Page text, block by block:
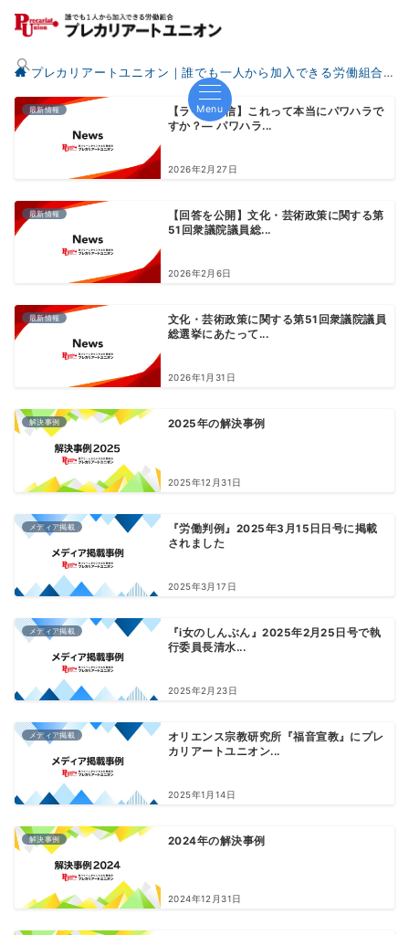
Menu
プレカリアートユニオン｜誰でも一人から加入できる労働組合
最新情報
【ライブ配信】これって本当にパワハラで
すか？― パワハラ...
2026年2月27日
最新情報
【回答を公開】文化・芸術政策に関する第
51回衆議院議員総...
2026年2月6日
最新情報
文化・芸術政策に関する第51回衆議院議員
総選挙にあたって...
2026年1月31日
解決事例 2025年の解決事例
2025年12月31日
メディア掲載
『労働判例』2025年3月15日日号に掲載
されました
2025年3月17日
メディア掲載
『i女のしんぶん』2025年2月25日号で執
行委員長清水...
2025年2月23日
メディア掲載
オリエンス宗教研究所『福音宣教』にプレ
カリアートユニオン...
2025年1月14日
解決事例 2024年の解決事例
2024年12月31日